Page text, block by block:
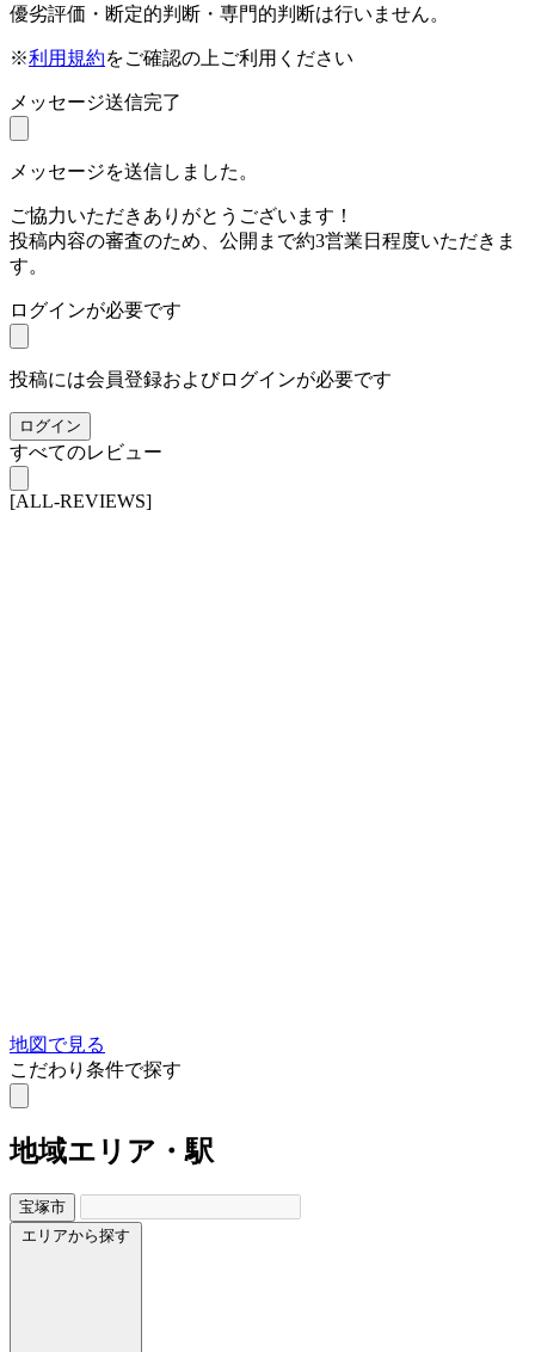
優劣評価・断定的判断・専門的判断は行いません。
※利用規約をご確認の上ご利用ください
メッセージ送信完了
メッセージを送信しました。
ご協力いただきありがとうございます！
投稿内容の審査のため、公開まで約3営業日程度いただきま
す。
ログインが必要です
投稿には会員登録およびログインが必要です
ログイン
すべてのレビュー
[ALL-REVIEWS]
地図で見る
こだわり条件で探す
地域エリア・駅
宝塚市
エリアから探す